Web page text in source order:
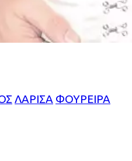
ΛΑΡΙΣΑ ΦΟΥΡΕΙΡΑ